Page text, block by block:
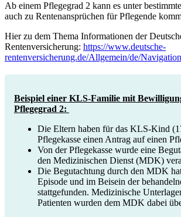
Ab einem Pflegegrad 2 kann es unter
auch zu Rentenansprüchen für Pflegende
Hier zu dem Thema Informationen der
Rentenversicherung: https://www.deutsche-
rentenversicherung.de/Allgemein/de/
Beispiel einer KLS-Familie mit
Pflegegrad 2:
Die Eltern haben für das KLS-Kind
Pflegekasse einen Antrag auf einen
Von der Pflegekasse wurde eine
den Medizinischen Dienst (MDK)
Die Begutachtung durch den MDK
Episode und im Beisein der
stattgefunden. Medizinische
Patienten wurden dem MDK dabei